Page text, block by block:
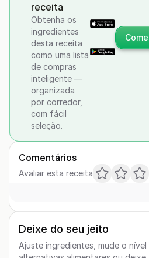
receita
Obtenha os
ingredientes
desta receita
como uma lista
de compras
inteligente —
organizada
por corredor,
com fácil
seleção.
Comentários
Avaliar esta receita
Deixe do seu jeito
Ajuste ingredientes, mude o